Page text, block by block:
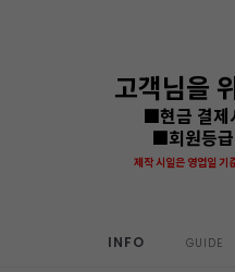
고객님을
■현금 결제
■회원등
제작 시일은 영업일
INFO GUIDE